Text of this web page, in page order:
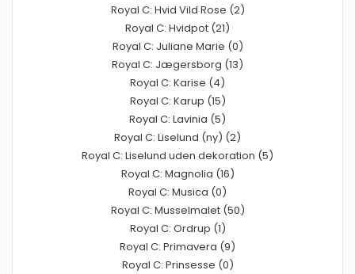
Royal C: Hvid Vild Rose (2)
Royal C: Hvidpot (21)
Royal C: Juliane Marie (0)
Royal C: Jægersborg (13)
Royal C: Karise (4)
Royal C: Karup (15)
Royal C: Lavinia (5)
Royal C: Liselund (ny) (2)
Royal C: Liselund uden dekoration (5)
Royal C: Magnolia (16)
Royal C: Musica (0)
Royal C: Musselmalet (50)
Royal C: Ordrup (1)
Royal C: Primavera (9)
Royal C: Prinsesse (0)